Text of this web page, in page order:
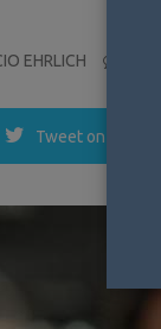
EHRLICH
Tweet on Twitter